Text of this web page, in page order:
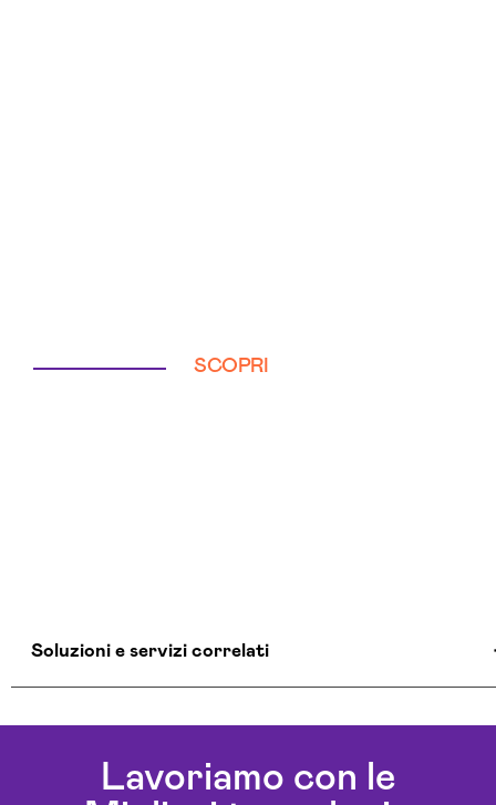
SCOPRI
Soluzioni e servizi correlati
Colocation Data Center Perugia
Realizzazione Siti Wordpress Perugia
Lavoriamo con le